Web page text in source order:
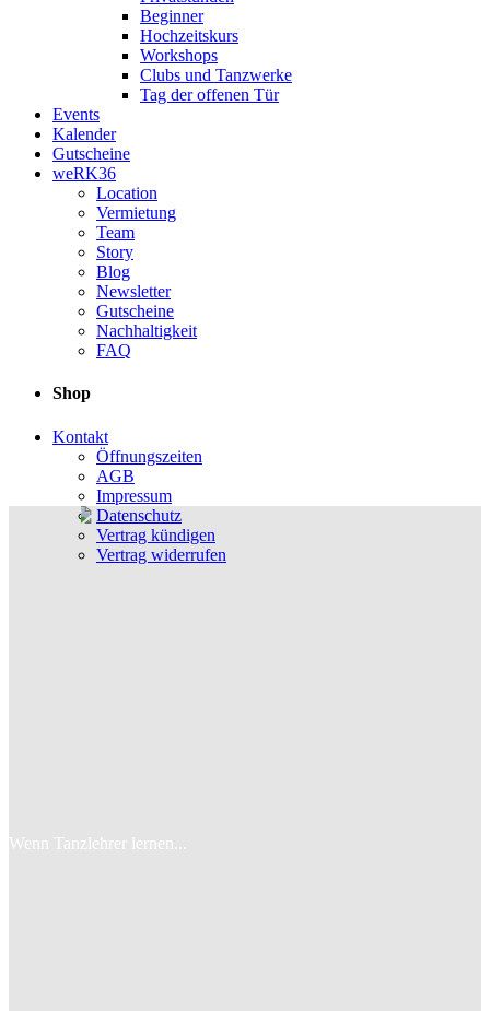
Beginner
Hochzeitskurs
Workshops
Clubs und Tanzwerke
Tag der offenen Tür
Events
Kalender
Gutscheine
weRK36
Location
Vermietung
Team
Story
Blog
Newsletter
Gutscheine
Nachhaltigkeit
FAQ
Shop
Kontakt
Öffnungszeiten
AGB
Impressum
Datenschutz
Vertrag kündigen
Vertrag widerrufen
Wenn Tanzlehrer lernen...